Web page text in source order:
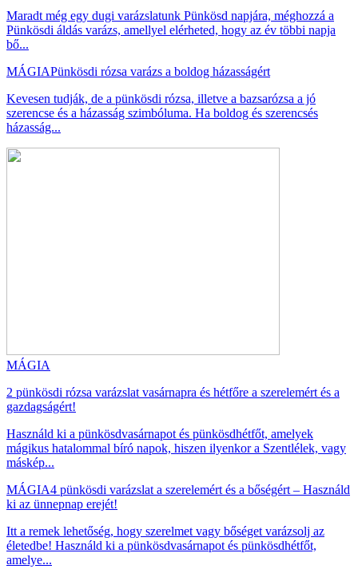
Maradt még egy dugi varázslatunk Pünkösd napjára, méghozzá a
Pünkösdi áldás varázs, amellyel elérheted, hogy az év többi napja
bő...
MÁGIAPünkösdi rózsa varázs a boldog házasságért
Kevesen tudják, de a pünkösdi rózsa, illetve a bazsarózsa a jó
szerencse és a házasság szimbóluma. Ha boldog és szerencsés
házasság...
MÁGIA
2 pünkösdi rózsa varázslat vasárnapra és hétfőre a szerelemért és a
gazdagságért!
Használd ki a pünkösdvasárnapot és pünkösdhétfőt, amelyek
mágikus hatalommal bíró napok, hiszen ilyenkor a Szentlélek, vagy
máskép...
MÁGIA4 pünkösdi varázslat a szerelemért és a bőségért – Használd
ki az ünnepnap erejét!
Itt a remek lehetőség, hogy szerelmet vagy bőséget varázsolj az
életedbe! Használd ki a pünkösdvasárnapot és pünkösdhétfőt,
amelye...